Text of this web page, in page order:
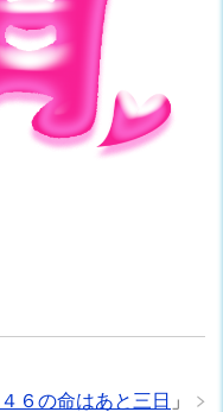
６の命はあと三日 」